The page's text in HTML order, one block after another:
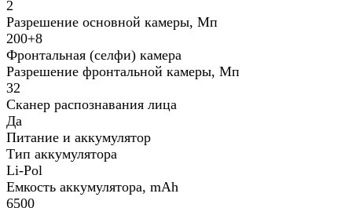
2
Разрешение основной камеры, Мп
200+8
Фронтальная (селфи) камера
Разрешение фронтальной камеры, Мп
32
Сканер распознавания лица
Да
Питание и аккумулятор
Тип аккумулятора
Li-Pol
Емкость аккумулятора, mAh
6500